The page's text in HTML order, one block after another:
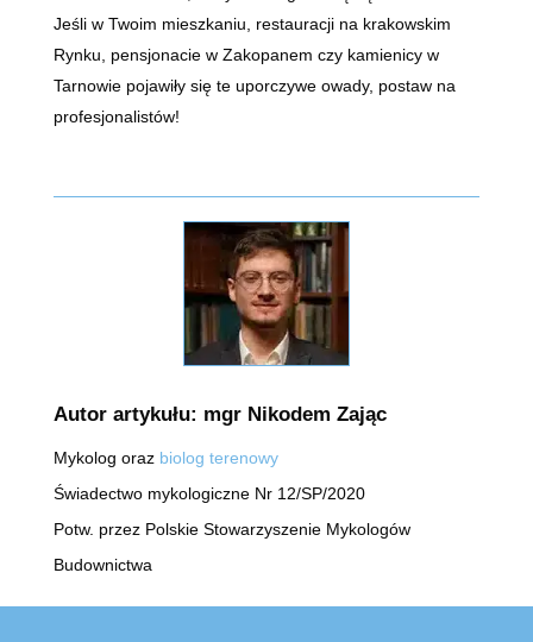
Jeśli w Twoim mieszkaniu, restauracji na krakowskim
Rynku, pensjonacie w Zakopanem czy kamienicy w
Tarnowie pojawiły się te uporczywe owady, postaw na
profesjonalistów!
Autor artykułu: mgr Nikodem Zając
Mykolog oraz biolog terenowy
Świadectwo mykologiczne Nr 12/SP/2020
Potw. przez Polskie Stowarzyszenie Mykologów
Budownictwa